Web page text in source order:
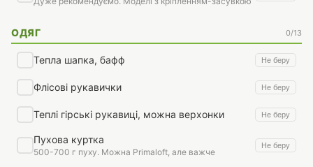
ОДЯГ 0/13
Тепла шапка, бафф Не беру
Флісові рукавички Не беру
Теплі гірські рукавиці, можна верхонки Не беру
Пухова куртка
500-700 г пуху. Можна Primaloft, але важче
Не беру